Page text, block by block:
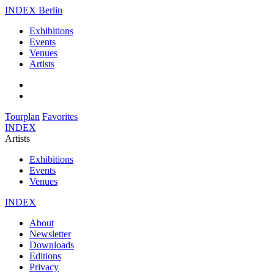
INDEX Berlin
Exhibitions
Events
Venues
Artists
Tourplan Favorites
INDEX
Artists
Exhibitions
Events
Venues
INDEX
About
Newsletter
Downloads
Editions
Privacy